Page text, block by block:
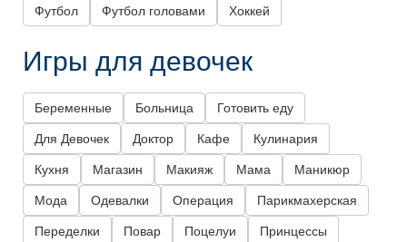
Футбол Футбол головами Хоккей
Игры для девочек
Беременные Больница Готовить еду
Для Девочек Доктор Кафе Кулинария
Кухня Магазин Макияж Мама Маникюр
Мода Одевалки Операция Парикмахерская
Переделки Повар Поцелуи Принцессы